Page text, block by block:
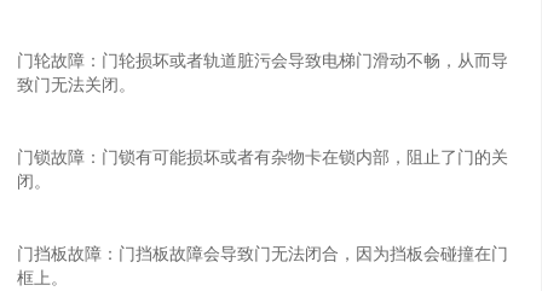
门轮故障：门轮损坏或者轨道脏污会导致电梯门滑动不畅，从而导
致门无法关闭。
门锁故障：门锁有可能损坏或者有杂物卡在锁内部，阻止了门的关
闭。
门挡板故障：门挡板故障会导致门无法闭合，因为挡板会碰撞在门
框上。